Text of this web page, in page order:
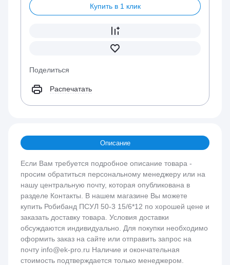
Купить в 1 клик
Поделиться
Распечатать
Описание
Если Вам требуется подробное описание товара -
просим обратиться персональному менеджеру или на
нашу центральную почту, которая опубликована в
разделе Контакты. В нашем магазине Вы можете
купить Робибанд ПСУЛ 50-3 15/6*12 по хорошей цене и
заказать доставку товара. Условия доставки
обсуждаются индивидуально. Для покупки необходимо
оформить заказ на сайте или отправить запрос на
почту info@ek-pro.ru Наличие и окончательная
стоимость подтверждается только менеджером.